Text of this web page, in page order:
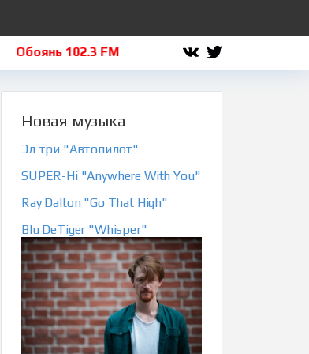
Обоянь 102.3 FM Льгов 101.8 FM
Новая музыка
Эл три "Автопилот"
SUPER-Hi "Anywhere With You"
Ray Dalton "Go That High"
Blu DeTiger "Whisper"